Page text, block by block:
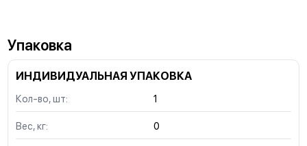
Упаковка
ИНДИВИДУАЛЬНАЯ УПАКОВКА
Кол-во, шт: 1
Вес, кг: 0